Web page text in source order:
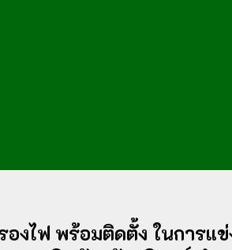
องไฟ พร้อมติดตั้ง ในการ